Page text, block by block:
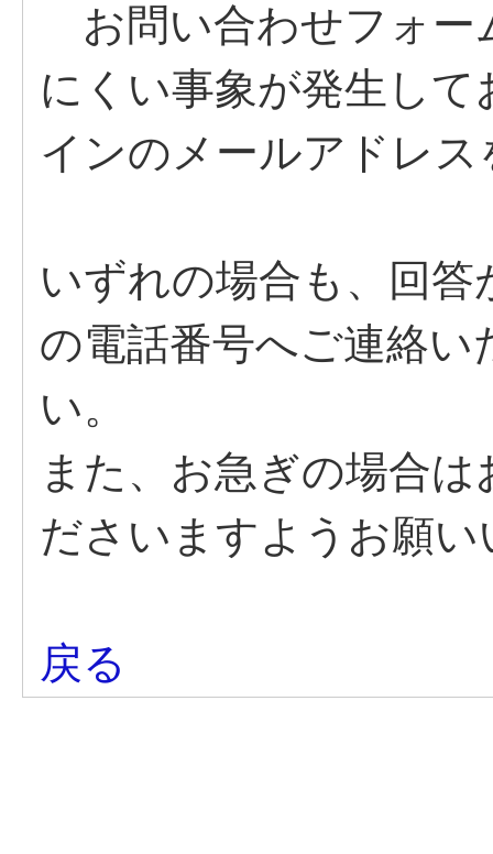
お問い合わせフォー
にくい事象が発生し
インのメールアドレ
いずれの場合も、回
の電話番号へご連絡
い。
また、お急ぎの場合
ださいますようお願
戻る